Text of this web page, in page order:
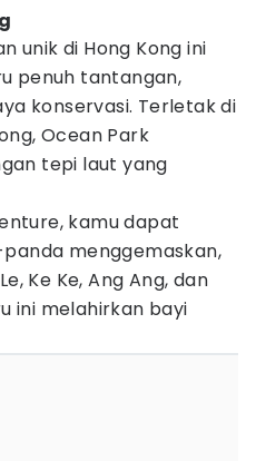
unik di Hong Kong ini
penuh tantangan,
konservasi. Terletak di
Ocean Park
tepi laut yang
kamu dapat
menggemaskan,
Ke Ke, Ang Ang, dan
ini melahirkan bayi